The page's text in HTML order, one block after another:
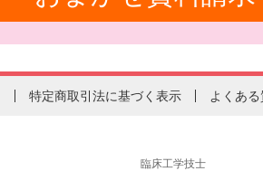
特定商取引法に基づく表示 よくある
臨床工学技士